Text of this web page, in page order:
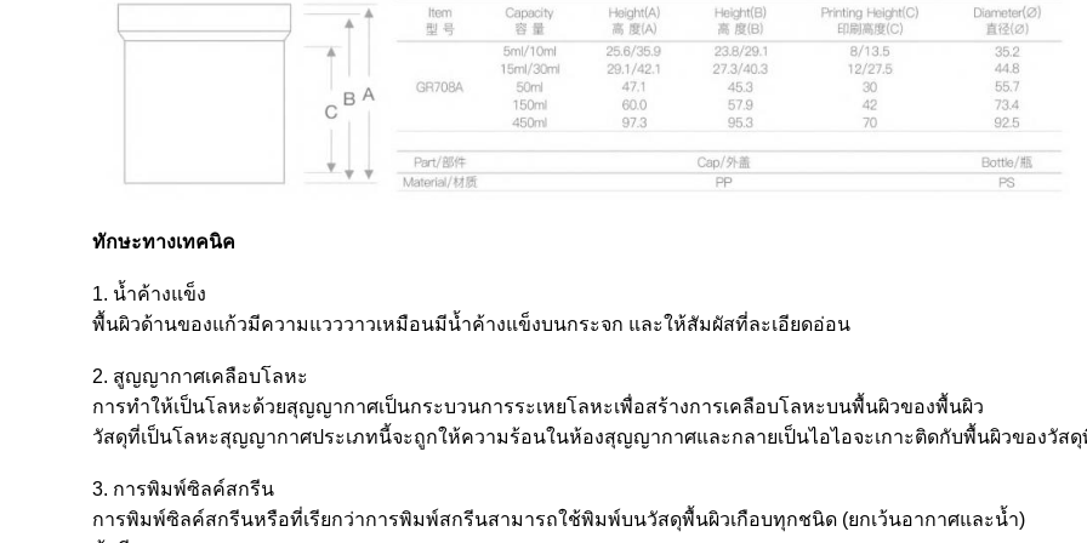
ทักษะทางเทคนิค
1. น้ำค้างแข็ง
พื้นผิวด้านของแก้วมีความแวววาวเหมือนมีน้ำค้างแข็งบนกระจก และให้สัมผัสที่ละเอียดอ่อน
2. สูญญากาศเคลือบโลหะ
การทำให้เป็นโลหะด้วยสุญญากาศเป็นกระบวนการระเหยโลหะเพื่อสร้างการเคลือบโลหะบนพื้นผิวของพื้นผิว
วัสดุที่เป็นโลหะสุญญากาศประเภทนี้จะถูกให้ความร้อนในห้องสุญญากาศและกลายเป็นไอไอจะเกาะติดกับพื้นผิวของวัส
3. การพิมพ์ซิลค์สกรีน
การพิมพ์ซิลค์สกรีนหรือที่เรียกว่าการพิมพ์สกรีนสามารถใช้พิมพ์บนวัสดุพื้นผิวเกือบทุกชนิด (ยกเว้นอากาศและน้ำ)